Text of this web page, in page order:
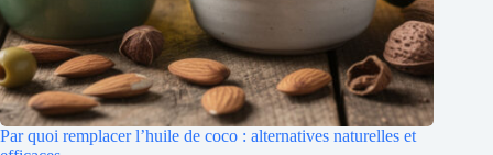
Par quoi remplacer l’huile de coco : alternatives naturelles et